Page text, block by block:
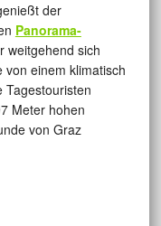
der
Panorama-
weitgehend sich
von einem klimatisch
Tagestouristen
Meter hohen
von Graz